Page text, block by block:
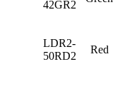
42GR2
LDR2-
50RD2
Red